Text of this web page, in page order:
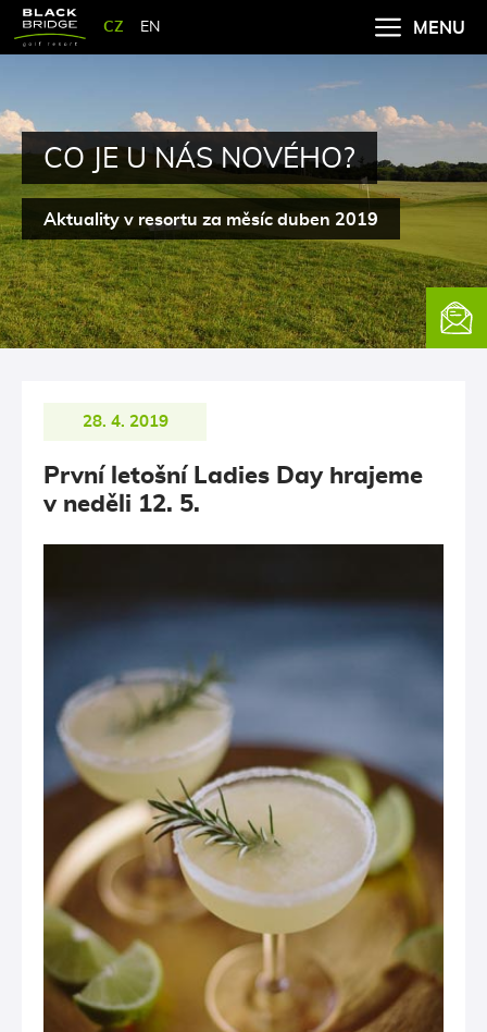
CZ EN MENU
CO JE U NÁS NOVÉHO?
Aktuality v resortu za měsíc duben 2019
28. 4. 2019
První letošní Ladies Day hrajeme
v neděli 12. 5.